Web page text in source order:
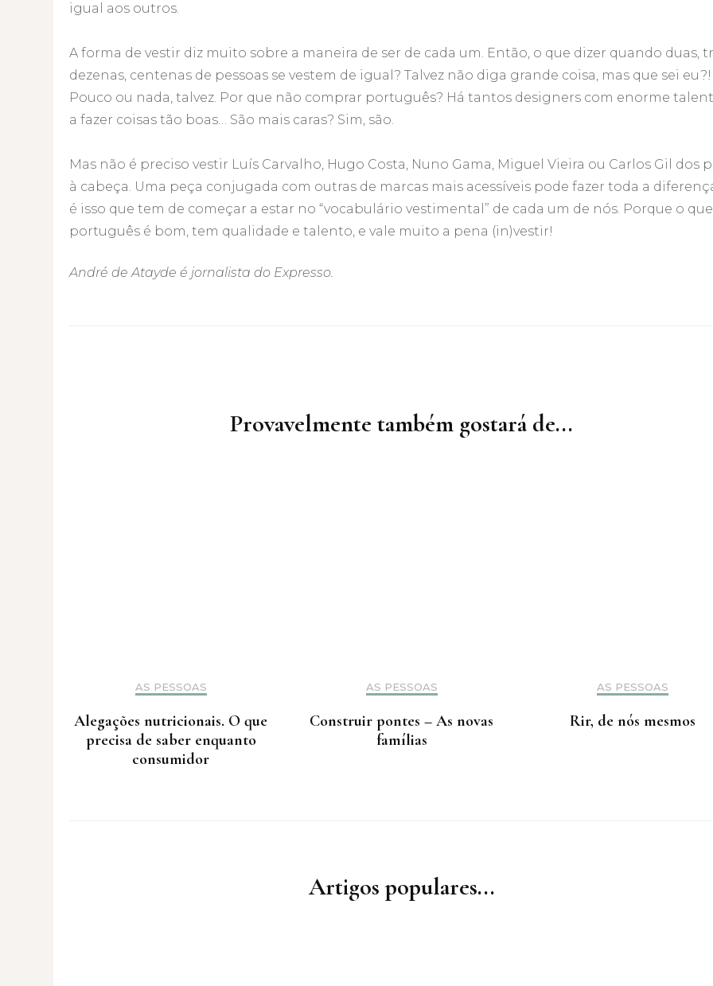
igual aos outros.
A forma de vestir diz muito sobre a maneira de ser de cada um. Então, o que dizer quando duas,
dezenas, centenas de pessoas se vestem de igual? Talvez não diga grande coisa, mas que sei eu?!
Pouco ou nada, talvez. Por que não comprar português? Há tantos designers com enorme
a fazer coisas tão boas… São mais caras? Sim, são.
Mas não é preciso vestir Luís Carvalho, Hugo Costa, Nuno Gama, Miguel Vieira ou Carlos Gil dos
à cabeça. Uma peça conjugada com outras de marcas mais acessíveis pode fazer toda a
é isso que tem de começar a estar no “vocabulário vestimental” de cada um de nós. Porque o
português é bom, tem qualidade e talento, e vale muito a pena (in)vestir!
André de Atayde é jornalista do Expresso.
Provavelmente também gostará de...
AS PESSOAS
Alegações nutricionais. O que
precisa de saber enquanto
consumidor
AS PESSOAS
Construir pontes – As novas
famílias
AS PESSOAS
Rir, de nós mesmos
Artigos populares...